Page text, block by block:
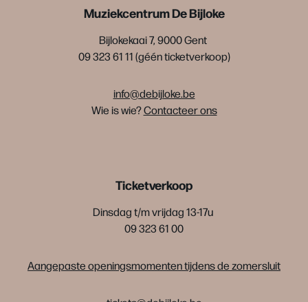
Muziekcentrum De Bijloke
Bijlokekaai 7, 9000 Gent
09 323 61 11 (géén ticketverkoop)
info@debijloke.be
Wie is wie?Contacteer ons
Ticketverkoop
Dinsdag t/m vrijdag 13-17u
09 323 61 00
Aangepaste openingsmomenten tijdens de zomersluit